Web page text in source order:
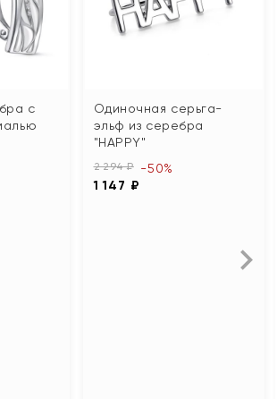
с
Одиночная серьга-
эльф из серебра
"HAPPY"
2 294 ₽
1 147 ₽
-50%